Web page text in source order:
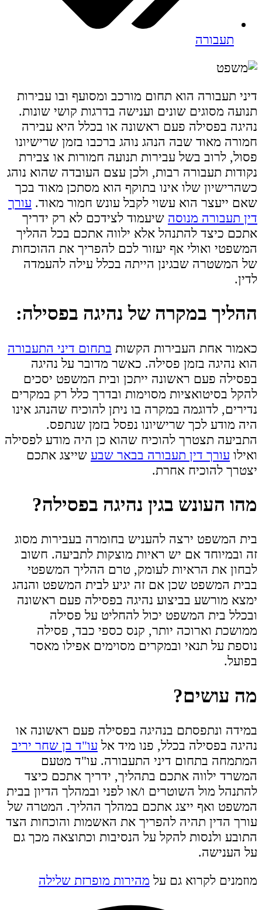
תעבורה
דיני תעבורה הוא תחום מורכב ומסועף ובו עבירות
תנועה מסוגים שונים וענישה בדרגות קושי שונות.
נהיגה בפסילה פעם ראשונה או בכלל היא עבירה
חמורה מאוד שבה הנהג נוהג ברכבו בזמן שרישיונו
פסול, לרוב בשל עבירות תנועה חמורות או צבירת
נקודות תעבורה רבות, ולכן עצם העובדה שהוא נוהג
כשהרישיון שלו אינו בתוקף הוא מסתכן מאוד בכך
שאם ייעצר הוא עשוי לקבל עונש חמור מאוד. עורך
דין תעבורה מנוסה שיעמוד לצידכם לא רק ידריך
אתכם כיצד להתנהל אלא ילווה אתכם בכל ההליך
המשפטי ואולי אף יעזור לכם להפריך את ההוכחות
של המשטרה שבגינן הייתה בכלל עילה להעמדה
לדין.
ההליך במקרה של נהיגה בפסילה:
כאמור אחת העבירות הקשות בתחום דיני התעבורה
הוא נהיגה בזמן פסילה. כאשר מדובר על נהיגה
בפסילה פעם ראשונה ייתכן ובית המשפט יסכים
להקל בסיטואציות מסוימות ובדרך כלל רק במקרים
נדירים, לדוגמה במקרה בו ניתן להוכיח שהנהג אינו
היה מודע לכך שרישיונו נפסל בזמן שנתפס.
התביעה תצטרך להוכיח שהוא כן היה מודע לפסילה
ואילו עורך דין תעבורה בבאר שבע שייצג אתכם
יצטרך להוכיח אחרת.
מהו העונש בגין נהיגה בפסילה?
בית המשפט ירצה להעניש בחומרה בעבירות מסוג
זה ובמיוחד אם יש ראיות מוצקות לתביעה. חשוב
לבחון את הראיות לעומק, טרם ההליך המשפטי
בבית המשפט שכן אם זה יגיע לבית המשפט והנהג
ימצא מורשע בביצוע נהיגה בפסילה פעם ראשונה
ובכלל בית המשפט יכול להחליט על פסילה
ממושכת וארוכה יותר, קנס כספי כבד, פסילה
נוספת על תנאי ובמקרים מסוימים אפילו מאסר
בפועל.
מה עושים?
במידה ונתפסתם בנהיגה בפסילה פעם ראשונה או
נהיגה בפסילה בכלל, פנו מיד אל עו"ד בן שחר יריב
המתמחה בתחום דיני התעבורה. עו"ד מטעם
המשרד ילווה אתכם בתהליך, ידריך אתכם כיצד
להתנהל מול השוטרים ו/או לפני ובמהלך הדיון בבית
המשפט ואף ייצג אתכם במהלך ההליך. המטרה של
עורך הדין תהיה להפריך את האשמות והוכחות הצד
התובע ולנסות להקל על הנסיבות וכתוצאה מכך גם
על הענישה.
מוזמנים לקרוא גם על מהירות מופרזת שלילה